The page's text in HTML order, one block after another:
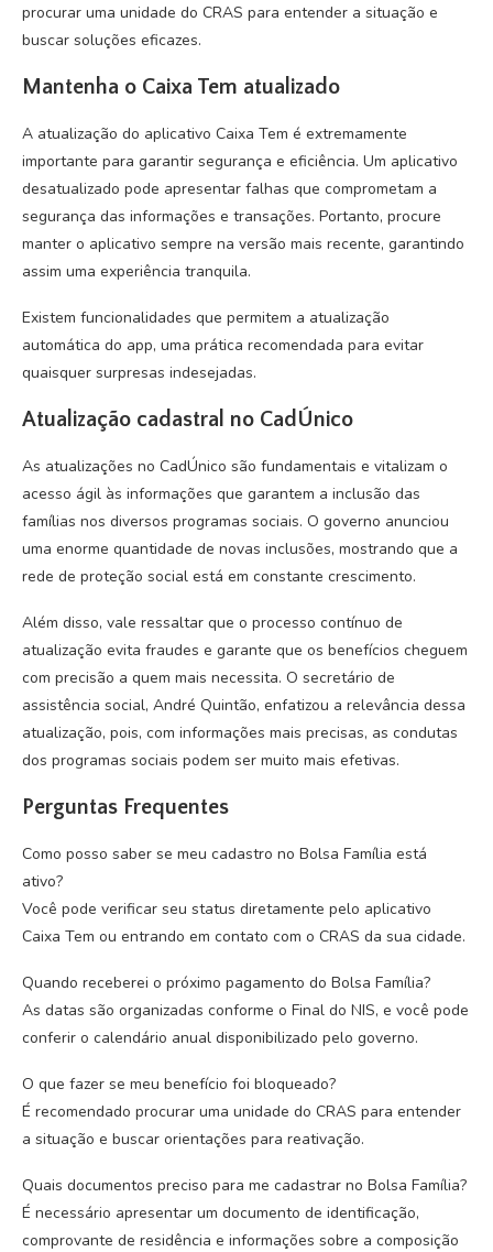
procurar uma unidade do CRAS para entender a situação e
buscar soluções eficazes.
Mantenha o Caixa Tem atualizado
A atualização do aplicativo Caixa Tem é extremamente
importante para garantir segurança e eficiência. Um aplicativo
desatualizado pode apresentar falhas que comprometam a
segurança das informações e transações. Portanto, procure
manter o aplicativo sempre na versão mais recente, garantindo
assim uma experiência tranquila.
Existem funcionalidades que permitem a atualização
automática do app, uma prática recomendada para evitar
quaisquer surpresas indesejadas.
Atualização cadastral no CadÚnico
As atualizações no CadÚnico são fundamentais e vitalizam o
acesso ágil às informações que garantem a inclusão das
famílias nos diversos programas sociais. O governo anunciou
uma enorme quantidade de novas inclusões, mostrando que a
rede de proteção social está em constante crescimento.
Além disso, vale ressaltar que o processo contínuo de
atualização evita fraudes e garante que os benefícios cheguem
com precisão a quem mais necessita. O secretário de
assistência social, André Quintão, enfatizou a relevância dessa
atualização, pois, com informações mais precisas, as condutas
dos programas sociais podem ser muito mais efetivas.
Perguntas Frequentes
Como posso saber se meu cadastro no Bolsa Família está
ativo?
Você pode verificar seu status diretamente pelo aplicativo
Caixa Tem ou entrando em contato com o CRAS da sua cidade.
Quando receberei o próximo pagamento do Bolsa Família?
As datas são organizadas conforme o Final do NIS, e você pode
conferir o calendário anual disponibilizado pelo governo.
O que fazer se meu benefício foi bloqueado?
É recomendado procurar uma unidade do CRAS para entender
a situação e buscar orientações para reativação.
Quais documentos preciso para me cadastrar no Bolsa Família?
É necessário apresentar um documento de identificação,
comprovante de residência e informações sobre a composição